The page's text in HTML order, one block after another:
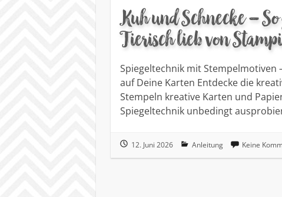
Kuh und Schnecke –
Tierisch lieb von
Spiegeltechnik mit Stempelmotiven
auf Deine Karten Entdecke die
Stempeln kreative Karten und
Spiegeltechnik unbedingt
12. Juni 2026 Anleitung Keine